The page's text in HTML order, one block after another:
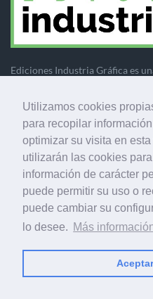
Utilizamos cookies
para recopilar
optimizar su visita en
utilizarán las cookies
información de carácter
puede permitir su uso o
puede cambiar su
lo desee. Más
Aceptar
Ediciones Industria Gráfica es
el mercado de la comunicación
profesionales especializados en
comunicación visual y el
Ediciones Industria Gráfica,
Calle Fluvià 257, bajos, 08020